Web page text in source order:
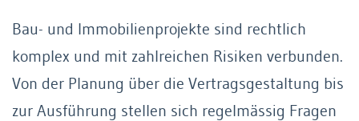
Bau- und Immobilienprojekte sind rechtlich
komplex und mit zahlreichen Risiken verbunden.
Von der Planung über die Vertragsgestaltung bis
zur Ausführung stellen sich regelmässig Fragen